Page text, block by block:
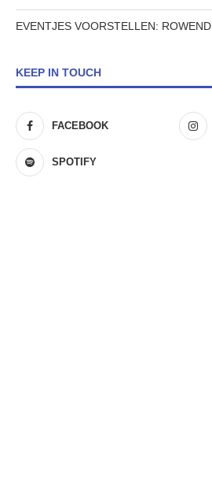
EVENTJES VOORSTELLEN: ROWEND
KEEP IN TOUCH
FACEBOOK
SPOTIFY